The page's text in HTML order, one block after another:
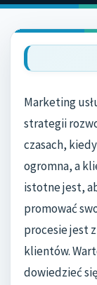
Marketing
strategii
czasach,
ogromna, a
istotne jest,
promować
procesie jest
klientów.
dowiedzieć